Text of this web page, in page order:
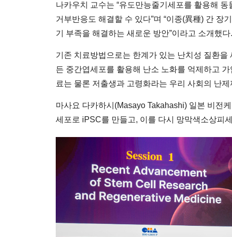
나카우치 교수는 “유도만능줄기세포를 활용해
거부반응도 해결할 수 있다”며 “이종(異種) 간 장
기 부족을 해결하는 새로운 방안”이라고 소개했다.
기존 치료방법으로는 한계가 있는 난치성 질환
든 중간엽세포를 활용해 난소 노화를 억제하고
료는 물론 저출생과 고령화라는 우리 사회의 난
마사요 다카하시(Masayo Takahashi) 일본 비전
세포로 iPSC를 만들고, 이를 다시 망막색소상피